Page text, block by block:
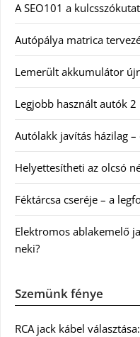
A SEO101 a
Autópálya matrica
Lemerült akkumulátor
Legjobb használt autók
Autólakk javítás házilag
Helyettesítheti az olcsó
Féktárcsa cseréje – a
Elektromos ablakemelő
neki?
Szemünk fénye
RCA jack kábel